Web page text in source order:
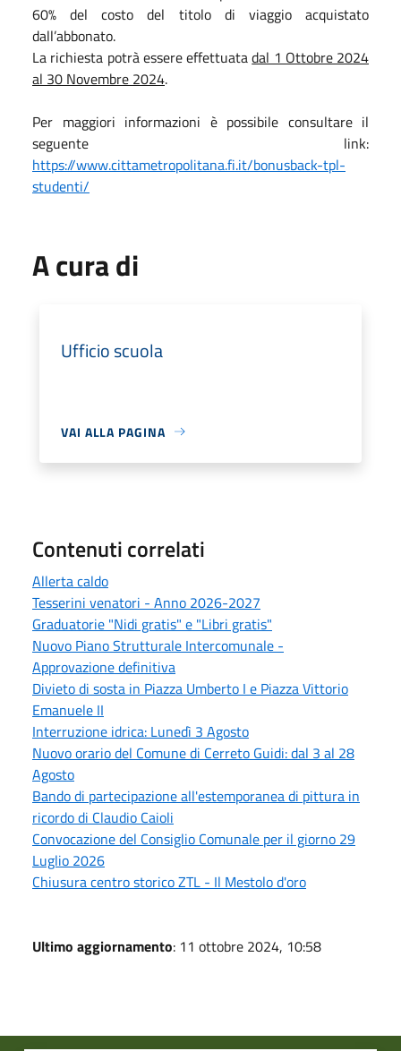
60% del costo del titolo di viaggio acquistato
dall’abbonato.
La richiesta potrà essere effettuatadal 1 Ottobre 2024
al 30 Novembre 2024.
Per maggiori informazioni è possibile consultare il
seguente link:
https://www.cittametropolitana.fi.it/bonusback-tpl-
studenti/
A cura di
Ufficio scuola
VAI ALLA PAGINA
Contenuti correlati
Allerta caldo
Tesserini venatori - Anno 2026-2027
Graduatorie "Nidi gratis" e "Libri gratis"
Nuovo Piano Strutturale Intercomunale -
Approvazione definitiva
Divieto di sosta in Piazza Umberto I e Piazza Vittorio
Emanuele II
Interruzione idrica: Lunedì 3 Agosto
Nuovo orario del Comune di Cerreto Guidi: dal 3 al 28
Agosto
Bando di partecipazione all'estemporanea di pittura in
ricordo di Claudio Caioli
Convocazione del Consiglio Comunale per il giorno 29
Luglio 2026
Chiusura centro storico ZTL - Il Mestolo d'oro
Ultimo aggiornamento: 11 ottobre 2024, 10:58